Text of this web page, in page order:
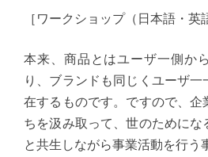
［ワークショップ（日本語・英
本来、商品とはユーザ一側か
り、ブランドも同じくユーザ
在するものです。ですので、
ちを汲み取って、世のためにな
と共生しながら事業活動を行う